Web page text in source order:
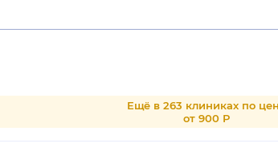
Ещё в 263 клиниках по
от 900 Р